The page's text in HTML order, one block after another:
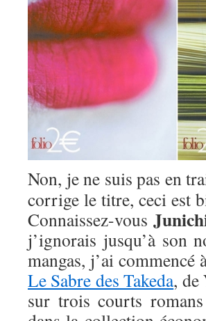
Non, je ne suis pas en
corrige le titre, ceci est
Connaissez-vous
j’ignorais jusqu’à son
mangas, j’ai
Le Sabre des Takeda, de
sur trois courts